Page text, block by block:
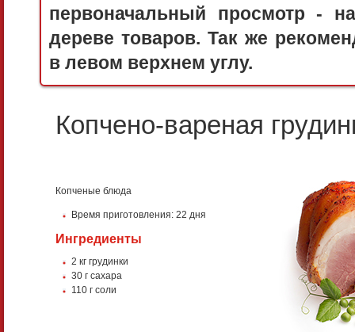
первоначальный просмотр -
дереве товаров. Так же
в левом верхнем углу.
Копчено-вареная
Копченые блюда
Время приготовления: 22 дня
Ингредиенты
2 кг грудинки
30 г сахара
110 г соли